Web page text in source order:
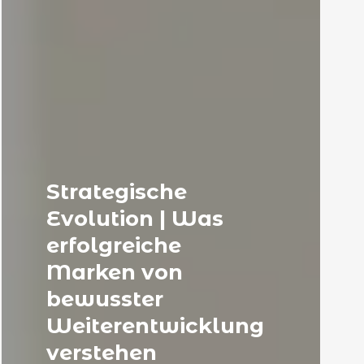
Strategische
Evolution | Was
erfolgreiche
Marken von
bewusster
Weiterentwicklung
verstehen